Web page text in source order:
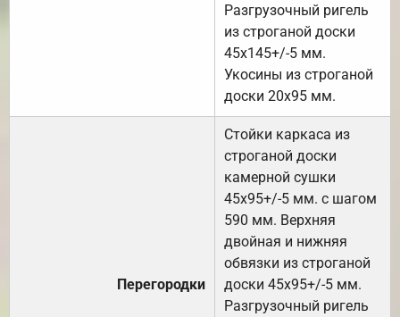
Разгрузочный ригель
из строганой доски
45х145+/-5 мм.
Укосины из строганой
доски 20х95 мм.
Перегородки
Стойки каркаса из
строганой доски
камерной сушки
45х95+/-5 мм. с шагом
590 мм. Верхняя
двойная и нижняя
обвязки из строганой
доски 45х95+/-5 мм.
Разгрузочный ригель